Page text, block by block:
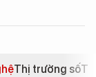
Thị trường số